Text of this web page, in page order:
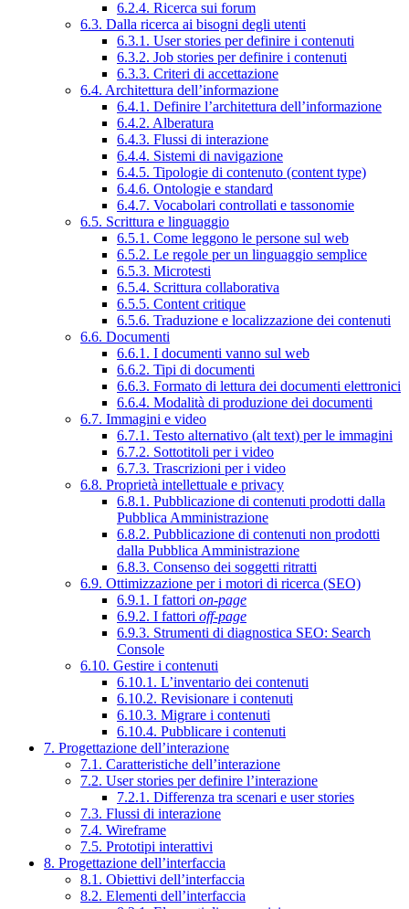
6.2.4. Ricerca sui forum
6.3. Dalla ricerca ai bisogni degli utenti
6.3.1. User stories per definire i contenuti
6.3.2. Job stories per definire i contenuti
6.3.3. Criteri di accettazione
6.4. Architettura dell’informazione
6.4.1. Definire l’architettura dell’informazione
6.4.2. Alberatura
6.4.3. Flussi di interazione
6.4.4. Sistemi di navigazione
6.4.5. Tipologie di contenuto (content type)
6.4.6. Ontologie e standard
6.4.7. Vocabolari controllati e tassonomie
6.5. Scrittura e linguaggio
6.5.1. Come leggono le persone sul web
6.5.2. Le regole per un linguaggio semplice
6.5.3. Microtesti
6.5.4. Scrittura collaborativa
6.5.5. Content critique
6.5.6. Traduzione e localizzazione dei contenuti
6.6. Documenti
6.6.1. I documenti vanno sul web
6.6.2. Tipi di documenti
6.6.3. Formato di lettura dei documenti elettronici
6.6.4. Modalità di produzione dei documenti
6.7. Immagini e video
6.7.1. Testo alternativo (alt text) per le immagini
6.7.2. Sottotitoli per i video
6.7.3. Trascrizioni per i video
6.8. Proprietà intellettuale e privacy
6.8.1. Pubblicazione di contenuti prodotti dalla
Pubblica Amministrazione
6.8.2. Pubblicazione di contenuti non prodotti
dalla Pubblica Amministrazione
6.8.3. Consenso dei soggetti ritratti
6.9. Ottimizzazione per i motori di ricerca (SEO)
6.9.1. I fattori on-page
6.9.2. I fattori off-page
6.9.3. Strumenti di diagnostica SEO: Search
Console
6.10. Gestire i contenuti
6.10.1. L’inventario dei contenuti
6.10.2. Revisionare i contenuti
6.10.3. Migrare i contenuti
6.10.4. Pubblicare i contenuti
7. Progettazione dell’interazione
7.1. Caratteristiche dell’interazione
7.2. User stories per definire l’interazione
7.2.1. Differenza tra scenari e user stories
7.3. Flussi di interazione
7.4. Wireframe
7.5. Prototipi interattivi
8. Progettazione dell’interfaccia
8.1. Obiettivi dell’interfaccia
8.2. Elementi dell’interfaccia